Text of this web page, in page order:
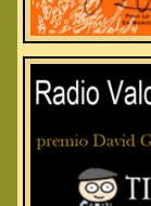
.
.
.